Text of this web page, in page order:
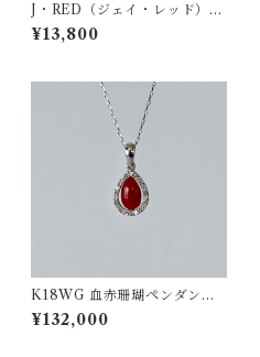
J・RED（ジェイ・レッド）フ
リーサイズリング jr-04
¥13,800
K18WG 血赤珊瑚ペンダント
D0.04 pd-49
¥132,000